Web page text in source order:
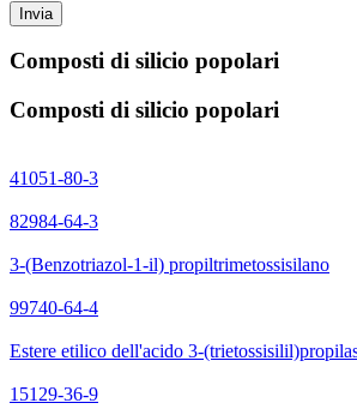
Invia
Composti di silicio popolari
Composti di silicio popolari
41051-80-3
82984-64-3
3-(Benzotriazol-1-il) propiltrimetossisilano
99740-64-4
Estere etilico dell'acido 3-
15129-36-9